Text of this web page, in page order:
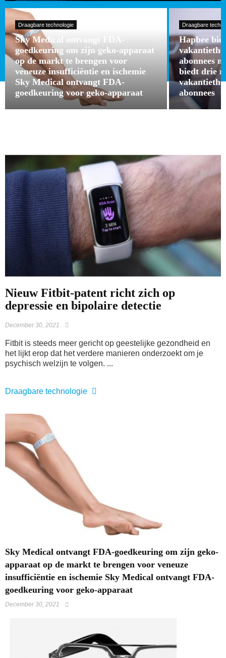
Draagbare technologie
Sky Medical ontvangt FDA-
goedkeuring om zijn geko-apparaat
op de markt te brengen voor
veneuze insufficiëntie en ischemie
Sky Medical ontvangt FDA-
goedkeuring voor geko-apparaat
Draagbare
Hapbee
abonnees
biedt drie
abonnees
​Nieuw Fitbit-patent richt zich op
depressie en bipolaire detectie
December 30, 2021
Fitbit is steeds meer gericht op geestelijke gezondheid en
het lijkt erop dat het verdere manieren onderzoekt om je
psychisch welzijn te volgen. ...
Draagbare technologie
Sky Medical ontvangt FDA-goedkeuring om zijn geko-
apparaat op de markt te brengen voor veneuze
insufficiëntie en ischemie Sky Medical ontvangt FDA-
goedkeuring voor geko-apparaat
December 30, 2021